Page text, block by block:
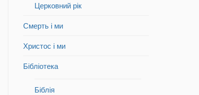
Церковний рік
Смерть і ми
Христос і ми
Бібліотека
Біблія